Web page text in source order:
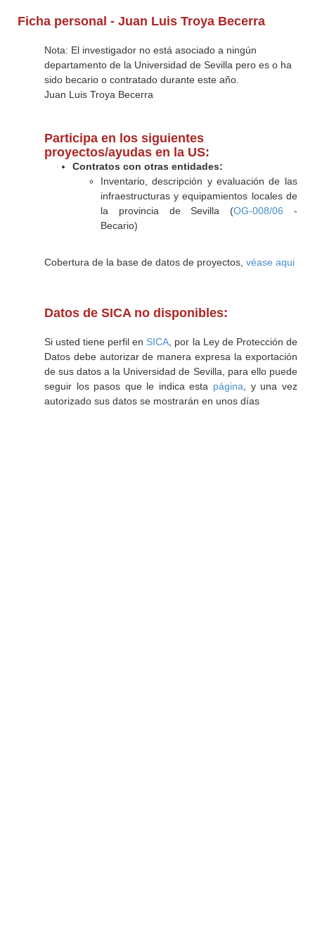
Ficha personal - Juan Luis Troya Becerra
Nota: El investigador no está asociado a ningún
departamento de la Universidad de Sevilla pero es o ha
sido becario o contratado durante este año.
Juan Luis Troya Becerra
Participa en los siguientes
proyectos/ayudas en la US:
Contratos con otras entidades:
Inventario, descripción y evaluación de las
infraestructuras y equipamientos locales de
la provincia de Sevilla (OG-008/06 -
Becario)
Cobertura de la base de datos de proyectos, véase aqui
Datos de SICA no disponibles:
Si usted tiene perfil en SICA , por la Ley de Protección de
Datos debe autorizar de manera expresa la exportación
de sus datos a la Universidad de Sevilla, para ello puede
seguir los pasos que le indica esta página , y una vez
autorizado sus datos se mostrarán en unos días